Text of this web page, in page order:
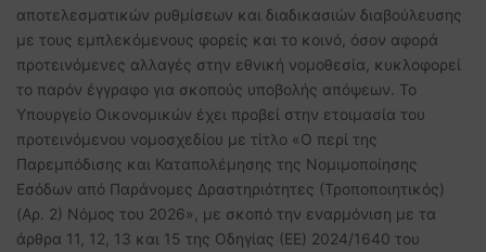
αποτελεσματικών ρυθμίσεων και διαδικασιών διαβούλευσης
με τους εμπλεκόμενους φορείς και το κοινό, όσον αφορά
προτεινόμενες αλλαγές στην εθνική νομοθεσία, κυκλοφορεί
το παρόν έγγραφο για σκοπούς υποβολής απόψεων. Το
Υπουργείο Οικονομικών έχει προβεί στην ετοιμασία του
προτεινόμενου νομοσχεδίου με τίτλο «Ο περί της
Παρεμπόδισης και Καταπολέμησης της Νομιμοποίησης
Εσόδων από Παράνομες Δραστηριότητες (Τροποποιητικός)
(Αρ. 2) Νόμος του 2026», με σκοπό την εναρμόνιση με τα
άρθρα 11, 12, 13 και 15 της Οδηγίας (ΕΕ) 2024/1640 του